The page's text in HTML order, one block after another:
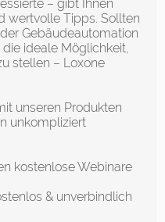
– gibt Ihnen
wertvolle Tipps. Sollten
Gebäudeautomation
ideale Möglichkeit,
stellen – Loxone
unseren Produkten
unkompliziert
kostenlose Webinare
& unverbindlich